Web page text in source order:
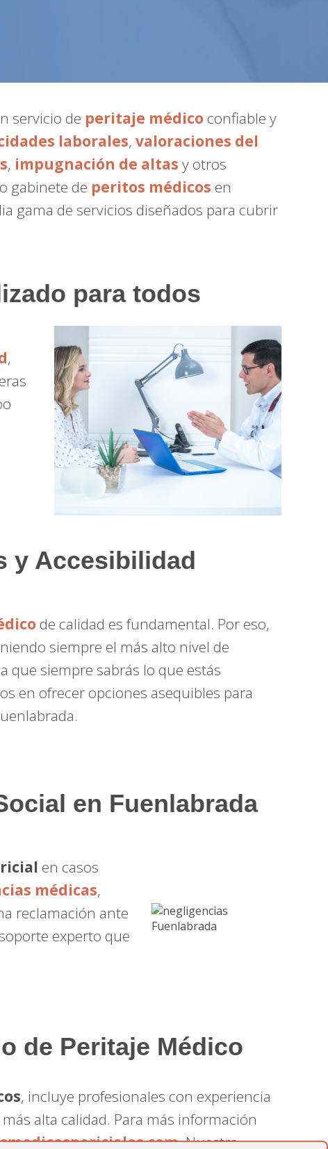
servicio de peritaje médico confiable y
laborales,valoraciones del
, impugnación de altas y otros
gabinete de peritos médicos en
gama de servicios diseñados para cubrir
para todos
,
y Accesibilidad
de calidad es fundamental. Por eso,
siempre el más alto nivel de
que siempre sabrás lo que estás
en ofrecer opciones asequibles para
en Fuenlabrada
en casos
médicas,
reclamación ante
experto que
de Peritaje Médico
, incluye profesionales con experiencia
alta calidad. Para más información
. Nuestro